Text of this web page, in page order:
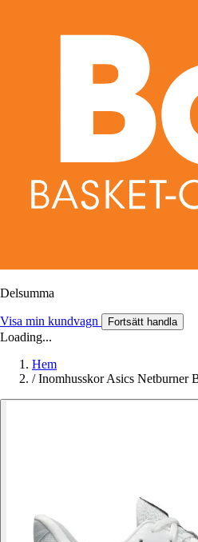
Delsumma
Visa min kundvagn Fortsätt handla
Loading...
Hem
/ Inomhusskor Asics Netburner